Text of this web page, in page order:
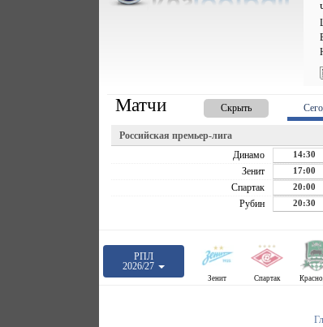
Матчи Скрыть
Российская премьер-лига
Динамо 14:30
Зенит 17:00
Спартак 20:00
Рубин 20:30
РПЛ
2026/27
Зенит Спартак